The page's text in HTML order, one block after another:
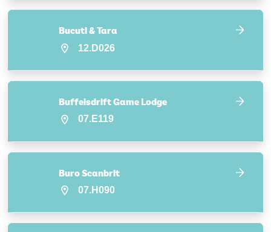
Bucuti & Tara
12.D026
Buffelsdrift Game Lodge
07.E119
Buro Scanbrit
07.H090